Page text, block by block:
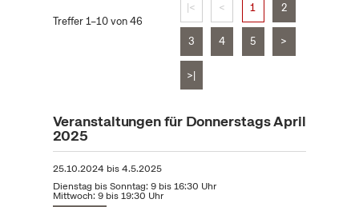
Treffer 1–10 von 46
|< < 1 2
3 4 5 >
>|
Veranstaltungen für Donnerstags April
2025
25.10.2024 bis4.5.2025
Dienstag bis Sonntag: 9 bis 16:30 Uhr
Mittwoch: 9 bis 19:30 Uhr